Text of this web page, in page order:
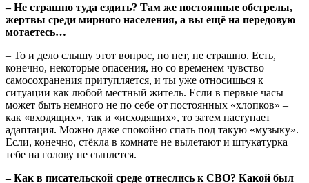
– Не страшно туда ездить? Там же постоянные обстрелы,
жертвы среди мирного населения, а вы ещё на передовую
мотаетесь…
– То и дело слышу этот вопрос, но нет, не страшно. Есть,
конечно, некоторые опасения, но со временем чувство
самосохранения притупляется, и ты уже относишься к
ситуации как любой местный житель. Если в первые часы
может быть немного не по себе от постоянных «хлопков» –
как «входящих», так и «исходящих», то затем наступает
адаптация. Можно даже спокойно спать под такую «музыку».
Если, конечно, стёкла в комнате не вылетают и штукатурка
тебе на голову не сыплется.
– Как в писательской среде отнеслись к СВО? Какой был